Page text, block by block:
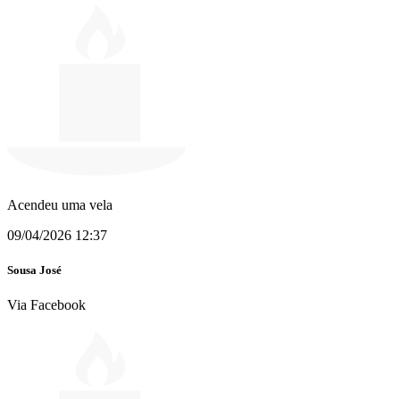
Acendeu uma vela
09/04/2026 12:37
Sousa José
Via Facebook